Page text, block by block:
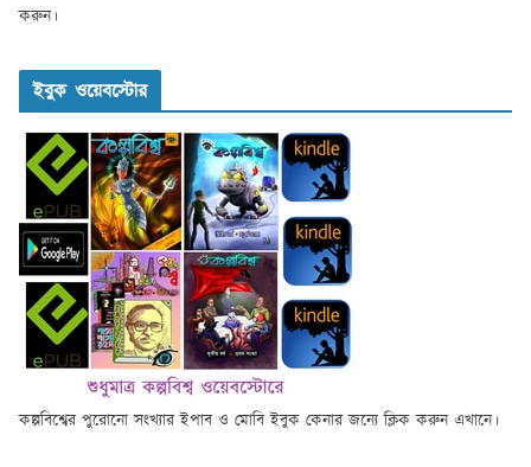
করুন।
ইবুক ওয়েবস্টোর
কল্পবিশ্বের পুরোনো সংখ্যার ইপাব ও মোবি ইবুক কেনার জন্যে ক্লিক করুন এখানে।